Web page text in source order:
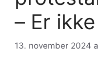
– Er
13. november 2024